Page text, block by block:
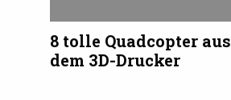
8 tolle Quadcopter aus
dem 3D-Drucker